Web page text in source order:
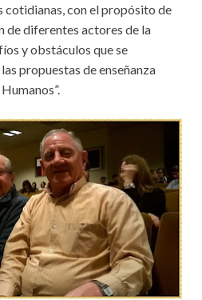
cotidianas, con el propósito de
diferentes actores de la
y obstáculos que se
propuestas de enseñanza